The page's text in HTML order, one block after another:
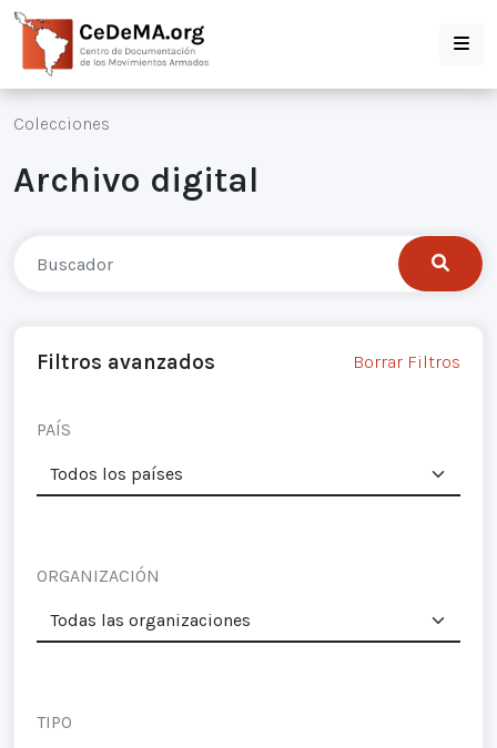
Colecciones
Archivo digital
Filtros avanzados Borrar Filtros
PAÍS
ORGANIZACIÓN
TIPO